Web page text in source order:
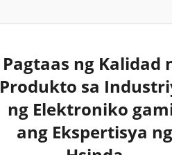
Pagtaas ng Kalidad
Produkto sa
ng Elektroniko
ang Ekspertisya ng